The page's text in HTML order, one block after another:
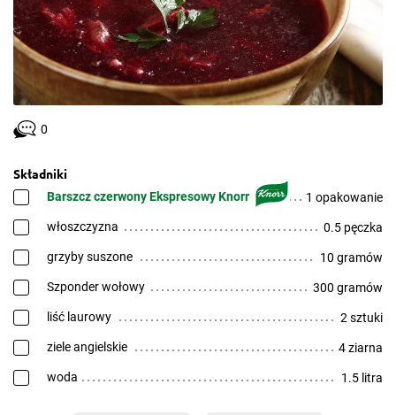
0
Składniki
Barszcz czerwony Ekspresowy Knorr 1 opakowanie
włoszczyzna 0.5 pęczka
grzyby suszone 10 gramów
Szponder wołowy 300 gramów
liść laurowy 2 sztuki
ziele angielskie 4 ziarna
woda 1.5 litra